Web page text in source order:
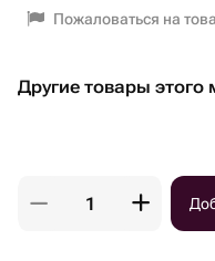
Пожаловаться на
Другие товары этого